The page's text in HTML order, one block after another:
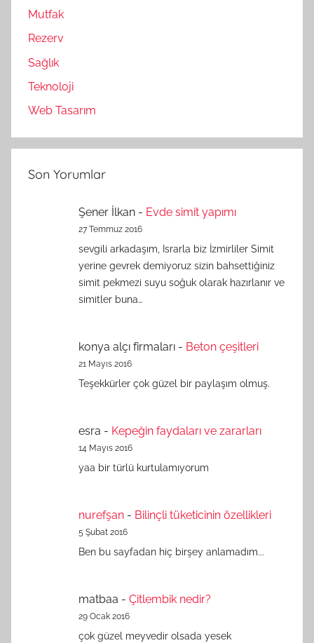
Mutfak
Rezerv
Sağlık
Teknoloji
Web Tasarım
Son Yorumlar
Şener İlkan - Evde simit yapımı
27 Temmuz 2016
sevgili arkadaşım, Israrla biz İzmirliler Simit
yerine gevrek demiyoruz sizin bahsettiğiniz
simit pekmezi suyu soğuk olarak hazırlanır ve
simitler buna…
konya alçı firmaları - Beton çeşitleri
21 Mayıs 2016
Teşekkürler çok güzel bir paylaşım olmuş.
esra - Kepeğin faydaları ve zararları
14 Mayıs 2016
yaa bir türlü kurtulamıyorum
nurefşan - Bilinçli tüketicinin özellikleri
5 Şubat 2016
Ben bu sayfadan hiç birşey anlamadım...
matbaa - Çitlembik nedir?
29 Ocak 2016
çok güzel meyvedir olsada yesek